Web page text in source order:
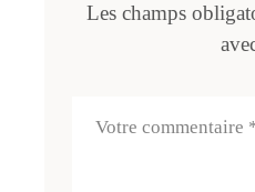
Les champs